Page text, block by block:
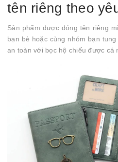
tên riêng theo
Sản phẩm được đóng tên riêng
bạn bè hoặc cùng nhóm bạn
an toàn với bọc hộ chiếu được cá